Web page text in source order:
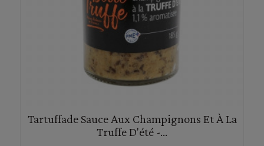
Tartuffade Sauce Aux Champignons Et À La
Truffe D'été -...